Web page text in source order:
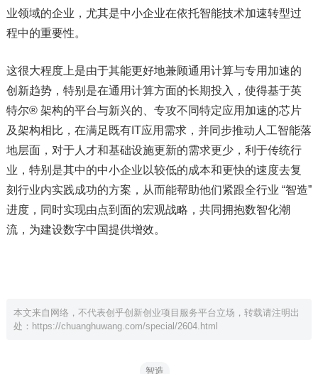
业领域的企业，尤其是中小企业在依托智能技术加速转型过
程中的重要性。
这很大程度上是由于其能更好地兼顾通用计算与专用加速的
创新趋势，特别是在通用计算方面的长期投入，使得基于英
特尔® 架构的平台与新兴的、专攻不同特定应用加速的芯片
及架构相比，在满足既有IT应用需求，并同步推动人工智能落
地层面，对于人才和基础设施更新的需求更少，利于传统行
业，特别是其中的中小企业以较低的成本和更快的速度去复
刻行业内实践成功的方案，从而能帮助他们紧跟全行业 “智造”
进度，同时实现由点到面的宏观战略，共同拥抱数智化潮
流，为建设数字中国提供增效。
本文来自网络，不代表创乎创新创业项目服务平台立场，转载请注明出
处： https://chuanghuwang.com/special/2604.html
智造